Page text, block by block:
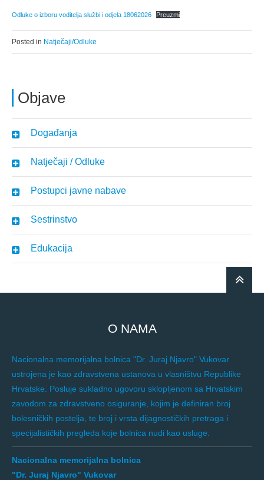
Objave
Događanja
Natječaji / Odluke
Postupci javne nabave
Sestrinstvo
Edukacija
Odluke o izboru voditelja službi i odjela 18062026 Preuzmi
Posted in Natječaji/Odluke
O NAMA
Nacionalna memorijalna bolnica "Dr. Juraj Njavro" Vukovar
ustrojena je kao zdravstvena ustanova u vlasništvu Republike
Hrvatske. Posluje sukladno ugovoru sklopljenom sa Hrvatskim
zavodom za zdravstveno osiguranje, kojim je definiran broj
bolesničkih postelja, te broj i vrsta dijagnostičkih pretraga i
specijalističkih pregleda koje bolnica nudi kao usluge.
Nacionalna memorijalna bolnica
"Dr. Juraj Njavro" Vukovar